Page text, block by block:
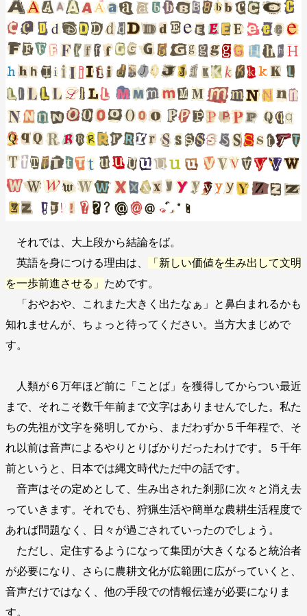
それでは、大上段から結論をば。
英語を身につける理由は、
「新しい価値を生み出して文明
を一歩前進させる」 ためです。
「おやおや、これまた大きく出たなぁ」と鼻白まれるかも
知れませんが、ちょっと待ってください。当方大まじめで
す。
人類が６万年ほど前に「ことば」を獲得してからつい最近
まで、それこそ数千年前まで文字はありませんでした。私た
ちの先祖が文字を発明してから、まだわずか５千年程で、そ
れ以前は音声によるやりとりばかりだったわけです。５千年
前というと、日本では縄文時代ただ中の話です。
音声はその定めとして、生み出された刹那に次々と消え去
っていきます。それでも、狩猟生活や簡単な農耕生活程度で
あれば問題なく、日々が過ごされていったのでしょう。
ただし、定住するようになって集団が大きくなると統治者
が必要になり、さらに農耕文化が広範囲に広がっていくと、
音声だけではなく、他の手段での情報伝達が必要になりま
す。